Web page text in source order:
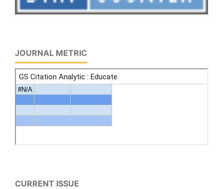
JOURNAL METRIC
CURRENT ISSUE